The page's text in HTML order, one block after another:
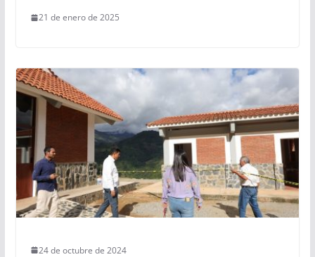
21 de enero de 2025
24 de octubre de 2024